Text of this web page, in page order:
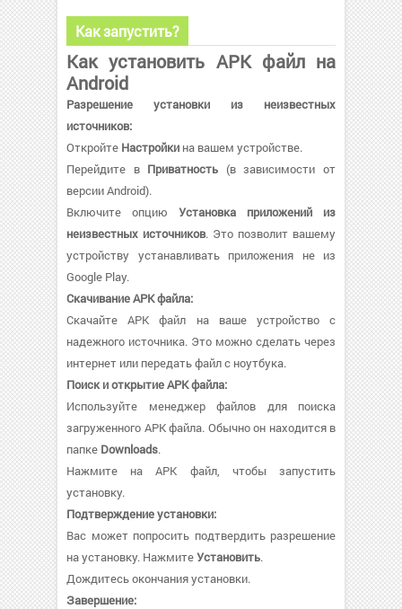
Как запустить?
Как установить APK файл на
Android
Разрешение установки из неизвестных
источников:
Откройте Настройки на вашем устройстве.
Перейдите в Приватность (в зависимости от
версии Android).
Включите опцию Установка приложений из
неизвестных источников. Это позволит вашему
устройству устанавливать приложения не из
Google Play.
Скачивание APK файла:
Скачайте APK файл на ваше устройство с
надежного источника. Это можно сделать через
интернет или передать файл с ноутбука.
Поиск и открытие APK файла:
Используйте менеджер файлов для поиска
загруженного APK файла. Обычно он находится в
папке Downloads.
Нажмите на APK файл, чтобы запустить
установку.
Подтверждение установки:
Вас может попросить подтвердить разрешение
на установку. НажмитеУстановить.
Дождитесь окончания установки.
Завершение: